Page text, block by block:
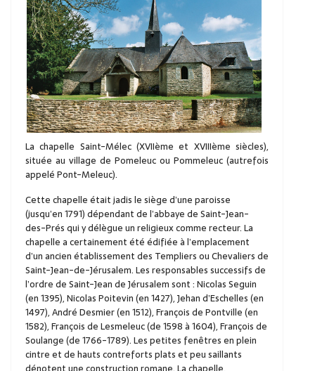
La chapelle Saint-Mélec (XVIIème et XVIIIème siècles),
située au village de Pomeleuc ou Pommeleuc (autrefois
appelé Pont-Meleuc).
Cette chapelle était jadis le siège d’une paroisse
(jusqu’en 1791) dépendant de l’abbaye de Saint-Jean-
des-Prés qui y délègue un religieux comme recteur. La
chapelle a certainement été édifiée à l’emplacement
d’un ancien établissement des Templiers ou Chevaliers de
Saint-Jean-de-Jérusalem. Les responsables successifs de
l’ordre de Saint-Jean de Jérusalem sont : Nicolas Seguin
(en 1395), Nicolas Poitevin (en 1427), Jehan d’Eschelles (en
1497), André Desmier (en 1512), François de Pontville (en
1582), François de Lesmeleuc (de 1598 à 1604), François de
Soulange (de 1766-1789). Les petites fenêtres en plein
cintre et de hauts contreforts plats et peu saillants